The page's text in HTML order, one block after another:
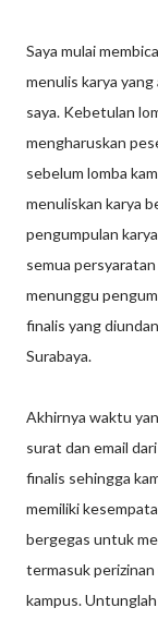
Saya mulai
menulis karya
saya. Kebetulan
mengharuskan
sebelum lomba
menuliskan karya
pengumpulan
semua
menunggu
finalis yang
Surabaya.
Akhirnya waktu
surat dan email
finalis sehingga
memiliki
bergegas untuk
termasuk
kampus.